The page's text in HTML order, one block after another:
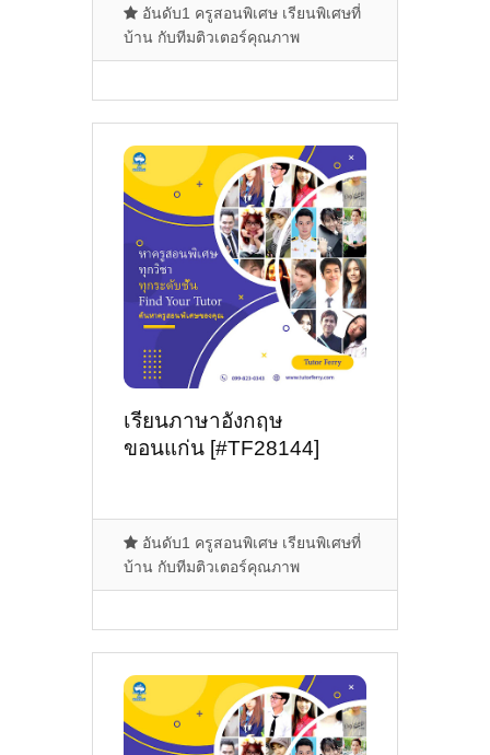
อันดับ1 ครูสอนพิเศษ เรียนพิเศษที่
บ้าน กับทีมติวเตอร์คุณภาพ
เรียนภาษาอังกฤษ
ขอนแก่น [#TF28144]
อันดับ1 ครูสอนพิเศษ เรียนพิเศษที่
บ้าน กับทีมติวเตอร์คุณภาพ